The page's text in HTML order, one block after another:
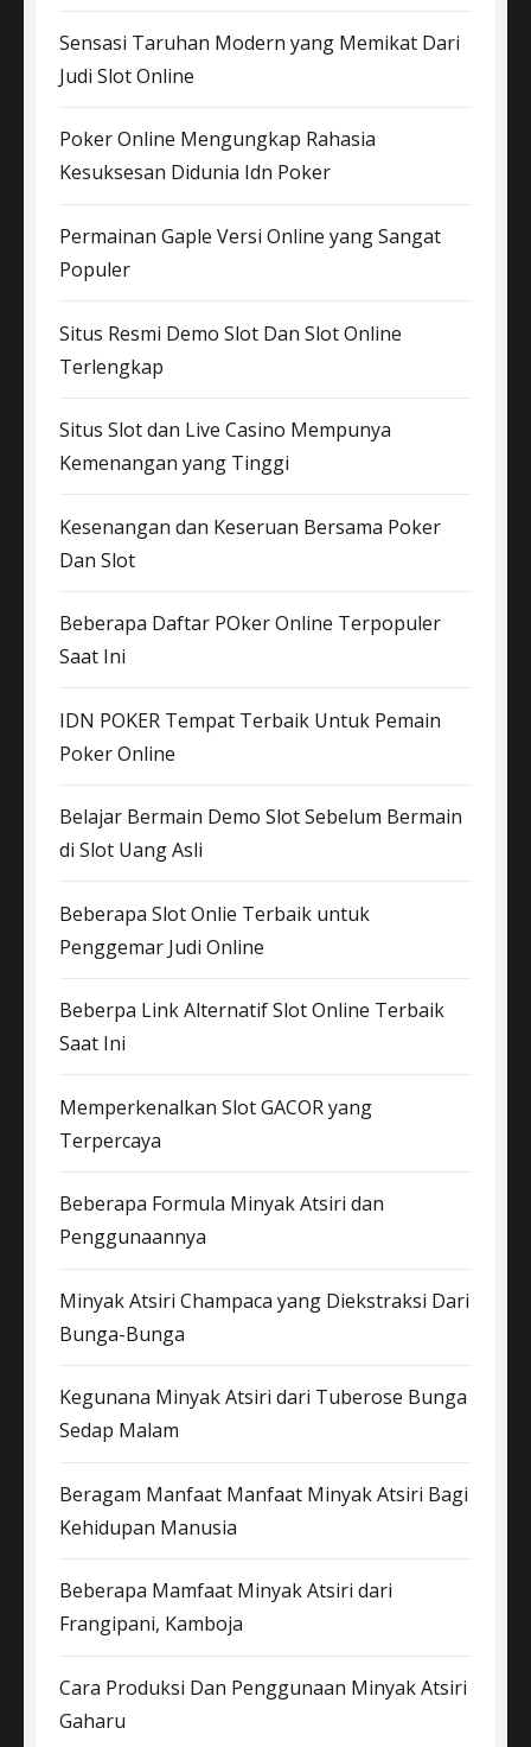
Sensasi Taruhan Modern yang Memikat Dari
Judi Slot Online
Poker Online Mengungkap Rahasia
Kesuksesan Didunia Idn Poker
Permainan Gaple Versi Online yang Sangat
Populer
Situs Resmi Demo Slot Dan Slot Online
Terlengkap
Situs Slot dan Live Casino Mempunya
Kemenangan yang Tinggi
Kesenangan dan Keseruan Bersama Poker
Dan Slot
Beberapa Daftar POker Online Terpopuler
Saat Ini
IDN POKER Tempat Terbaik Untuk Pemain
Poker Online
Belajar Bermain Demo Slot Sebelum Bermain
di Slot Uang Asli
Beberapa Slot Onlie Terbaik untuk
Penggemar Judi Online
Beberpa Link Alternatif Slot Online Terbaik
Saat Ini
Memperkenalkan Slot GACOR yang
Terpercaya
Beberapa Formula Minyak Atsiri dan
Penggunaannya
Minyak Atsiri Champaca yang Diekstraksi Dari
Bunga-Bunga
Kegunana Minyak Atsiri dari Tuberose Bunga
Sedap Malam
Beragam Manfaat Manfaat Minyak Atsiri Bagi
Kehidupan Manusia
Beberapa Mamfaat Minyak Atsiri dari
Frangipani, Kamboja
Cara Produksi Dan Penggunaan Minyak Atsiri
Gaharu